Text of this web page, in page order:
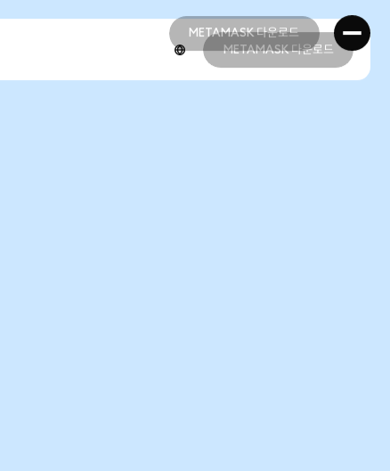
METAMASK 다운로드
METAMASK 다운로드
METAMASK 다운로드